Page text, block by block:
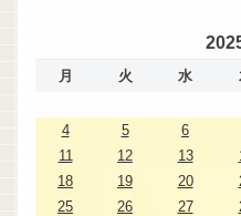
月 火 水
4
5 6
11
12 13
18
19 20
25
26 27